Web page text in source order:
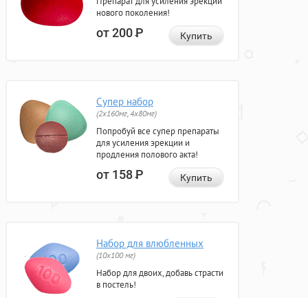
нового поколения!
от 200Р Купить
Супер набор
(2х160мг, 4х80мг)
Попробуй все супер препараты
для усиления эрекции и
продления полового акта!
от 158Р Купить
Набор для влюбленных
(10х100 мг)
Набор для двоих, добавь страсти
в постель!